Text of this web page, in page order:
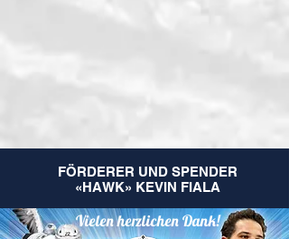
FÖRDERER UND SPENDER
«HAWK» KEVIN FIALA
Vielen herzlichen Dank!